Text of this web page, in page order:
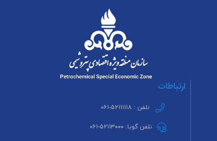
ارتباطات
تلفن : ۵۲۱۱۱۱۱۸-۰۶۱
تلفن گویا: ۵۲۱۱۳۰۰۰-۰۶۱